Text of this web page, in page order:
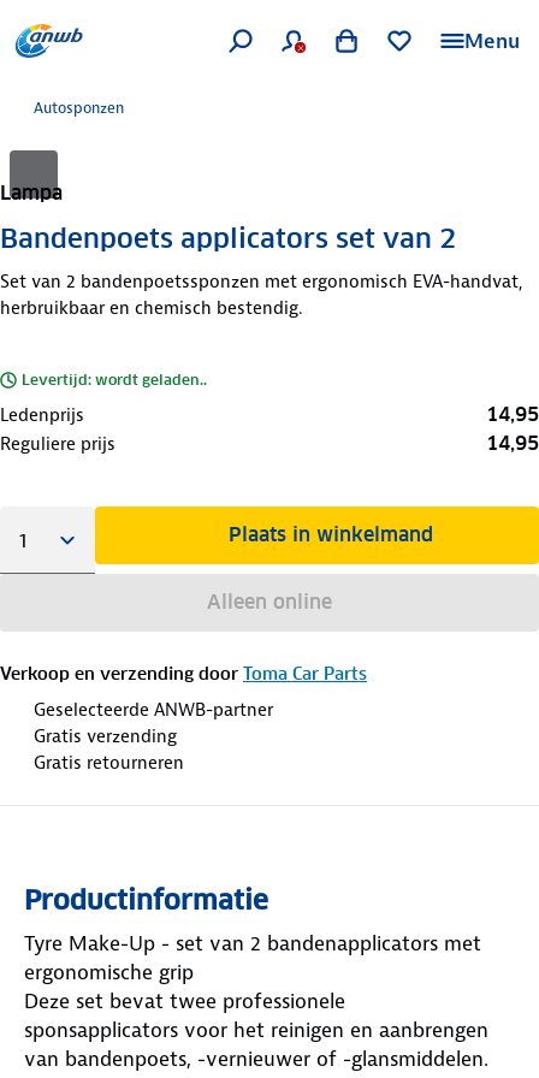
Menu
Autosponzen
Lampa
Bandenpoets applicators set van 2
Set van 2 bandenpoetssponzen met ergonomisch EVA-handvat,
herbruikbaar en chemisch bestendig.
Levertijd: wordt geladen..
Ledenprijs 14,95
Reguliere prijs 14,95
Plaats in winkelmand
Alleen online
Verkoop en verzending door Toma Car Parts
Geselecteerde ANWB-partner
Gratis verzending
Gratis retourneren
Productinformatie
Tyre Make-Up - set van 2 bandenapplicators met
ergonomische grip
Deze set bevat twee professionele
sponsapplicators voor het reinigen en aanbrengen
van bandenpoets, -vernieuwer of -glansmiddelen.